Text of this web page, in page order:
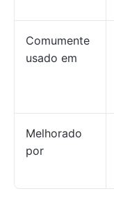
Comumente
usado em
Melhorado
por